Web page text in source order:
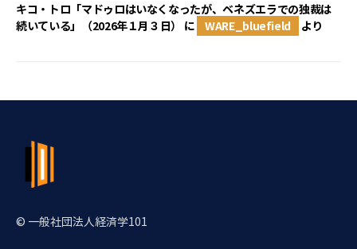
キコ・トロ「マドゥロはいなくなったが、ベネズエラでの独裁は
続いている」（2026年１月３日）
に WARE_bluefield より
© 一般社団法人経済学101